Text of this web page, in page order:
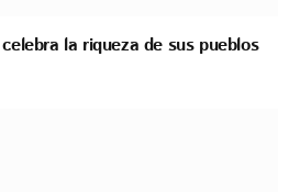
la riqueza de sus pueblos